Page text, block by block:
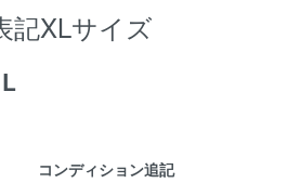
記XLサイズ
コンディション追記